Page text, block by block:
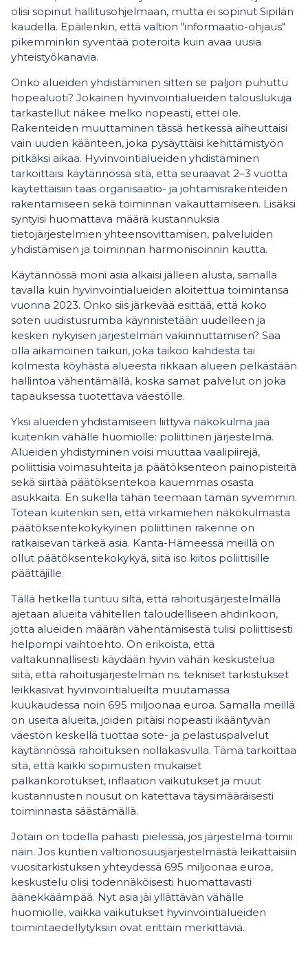
olisi sopinut hallitusohjelmaan, mutta ei sopinut Sipilän
kaudella. Epäilenkin, että valtion "informaatio-ohjaus"
pikemminkin syventää poteroita kuin avaa uusia
yhteistyökanavia.
Onko alueiden yhdistäminen sitten se paljon puhuttu
hopealuoti? Jokainen hyvinvointialueiden talouslukuja
tarkastellut näkee melko nopeasti, ettei ole.
Rakenteiden muuttaminen tässä hetkessä aiheuttaisi
vain uuden käänteen, joka pysäyttäisi kehittämistyön
pitkäksi aikaa. Hyvinvointialueiden yhdistäminen
tarkoittaisi käytännössä sitä, että seuraavat 2–3 vuotta
käytettäisiin taas organisaatio- ja johtamisrakenteiden
rakentamiseen sekä toiminnan vakauttamiseen. Lisäksi
syntyisi huomattava määrä kustannuksia
tietojärjestelmien yhteensovittamisen, palveluiden
yhdistämisen ja toiminnan harmonisoinnin kautta.
Käytännössä moni asia alkaisi jälleen alusta, samalla
tavalla kuin hyvinvointialueiden aloitettua toimintansa
vuonna 2023. Onko siis järkevää esittää, että koko
soten uudistusrumba käynnistetään uudelleen ja
kesken nykyisen järjestelmän vakiinnuttamisen? Saa
olla aikamoinen taikuri, joka taikoo kahdesta tai
kolmesta köyhästä alueesta rikkaan alueen pelkästään
hallintoa vähentämällä, koska samat palvelut on joka
tapauksessa tuotettava väestölle.
Yksi alueiden yhdistämiseen liittyvä näkökulma jää
kuitenkin vähälle huomiolle: poliittinen järjestelmä.
Alueiden yhdistyminen voisi muuttaa vaalipiirejä,
poliittisia voimasuhteita ja päätöksenteon painopisteitä
sekä siirtää päätöksentekoa kauemmas osasta
asukkaita. En sukella tähän teemaan tämän syvemmin.
Totean kuitenkin sen, että virkamiehen näkökulmasta
päätöksentekokykyinen poliittinen rakenne on
ratkaisevan tärkeä asia. Kanta-Hämeessä meillä on
ollut päätöksentekokykyä, siitä iso kiitos poliittisille
päättäjille.
Tällä hetkellä tuntuu siltä, että rahoitusjärjestelmällä
ajetaan alueita vähitellen taloudelliseen ahdinkoon,
jotta alueiden määrän vähentämisestä tulisi poliittisesti
helpompi vaihtoehto. On erikoista, että
valtakunnallisesti käydään hyvin vähän keskustelua
siitä, että rahoitusjärjestelmän ns. tekniset tarkistukset
leikkasivat hyvinvointialueilta muutamassa
kuukaudessa noin 695 miljoonaa euroa. Samalla meillä
on useita alueita, joiden pitäisi nopeasti ikääntyvän
väestön keskellä tuottaa sote- ja pelastuspalvelut
käytännössä rahoituksen nollakasvulla. Tämä tarkoittaa
sitä, että kaikki sopimusten mukaiset
palkankorotukset, inflaation vaikutukset ja muut
kustannusten nousut on katettava täysimääräisesti
toiminnasta säästämällä.
Jotain on todella pahasti pielessä, jos järjestelmä toimii
näin. Jos kuntien valtionosuusjärjestelmästä leikattaisiin
vuositarkistuksen yhteydessä 695 miljoonaa euroa,
keskustelu olisi todennäköisesti huomattavasti
äänekkäämpää. Nyt asia jäi yllättävän vähälle
huomiolle, vaikka vaikutukset hyvinvointialueiden
toimintaedellytyksiin ovat erittäin merkittäviä.